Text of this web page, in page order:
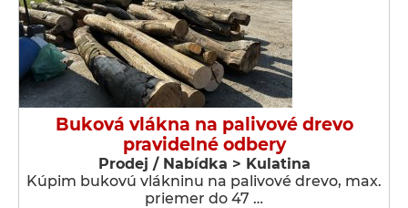
Buková vlákna na palivové drevo
pravidelné odbery
Prodej / Nabídka > Kulatina
Kúpim bukovú vlákninu na palivové drevo, max.
priemer do 47 …